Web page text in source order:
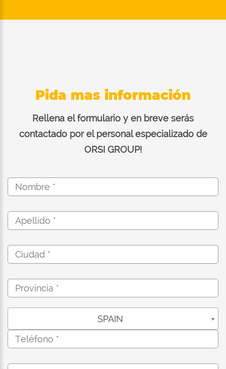
Pida mas información
Rellena el formulario y en breve serás
contactado por el personal especializado de
ORSI GROUP!
SPAIN